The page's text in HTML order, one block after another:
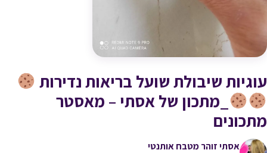
עוגיות שיבולת שועל בריאות נדירות
_מתכון של אסתי – מאסטר
מתכונים
אסתי זוהר מטבח אותנטי